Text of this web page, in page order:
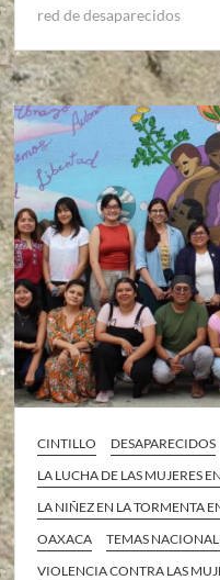
red de desaparecidos
CINTILLO DESAPARECIDOS
LA LUCHA DE LAS MUJERES
LA NIÑEZ EN LA TORMENTA
OAXACA
TEMAS
VIOLENCIA CONTRA LAS